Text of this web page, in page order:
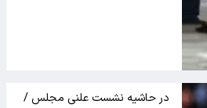
در حاشیه نشست علنی مجلس /